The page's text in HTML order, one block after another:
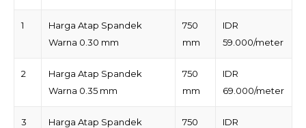
1
Harga Atap Spandek
Warna 0.30 mm
750
mm
IDR
59.000/meter
2
Harga Atap Spandek
Warna 0.35 mm
750
mm
IDR
69.000/meter
3
Harga Atap Spandek
750
IDR